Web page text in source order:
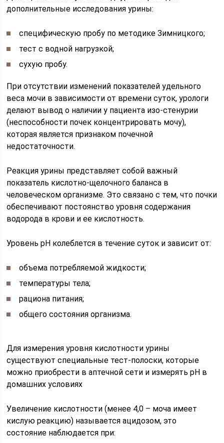
дополнительные исследования урины:
специфическую пробу по методике Зимницкого;
тест с водной нагрузкой;
сухую пробу.
При отсутствии изменений показателей удельного
веса мочи в зависимости от времени суток, урологи
делают вывод о наличии у пациента изо-стенурии
(неспособности почек концентрировать мочу),
которая является признаком почечной
недостаточности.
Реакция урины представляет собой важный
показатель кислотно-щелочного баланса в
человеческом организме. Это связано с тем, что почки
обеспечивают постоянство уровня содержания
водорода в крови и ее кислотность.
Уровень рН колеблется в течение суток и зависит от:
объема потребляемой жидкости;
температуры тела;
рациона питания;
общего состояния организма.
Для измерения уровня кислотности урины
существуют специальные тест-полоски, которые
можно приобрести в аптечной сети и измерять рН в
домашних условиях
Увеличение кислотности (менее 4,0 – моча имеет
кислую реакцию) называется ацидозом, это
состояние наблюдается при: